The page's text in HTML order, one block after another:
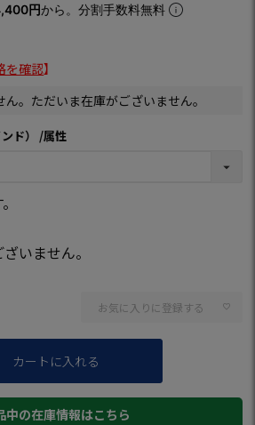
円から。分割手数料無料
を確認】
。ただいま在庫がございません。
ド） 属性
いません。
お気に入りに登録する
カートに入れる
中の在庫情報はこちら